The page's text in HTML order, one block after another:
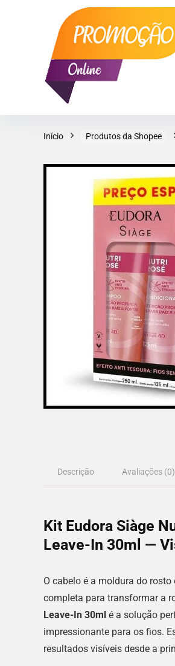
Início Produtos da Shopee
Descrição Avaliações (0)
Kit Eudora Siàge
Leave-In 30ml —
O cabelo é a moldura do
completa para transformar a
Leave-In 30ml é a solução
impressionante para os fios.
resultados visíveis desde a